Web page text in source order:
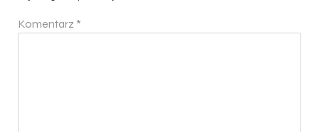
Komentarz *